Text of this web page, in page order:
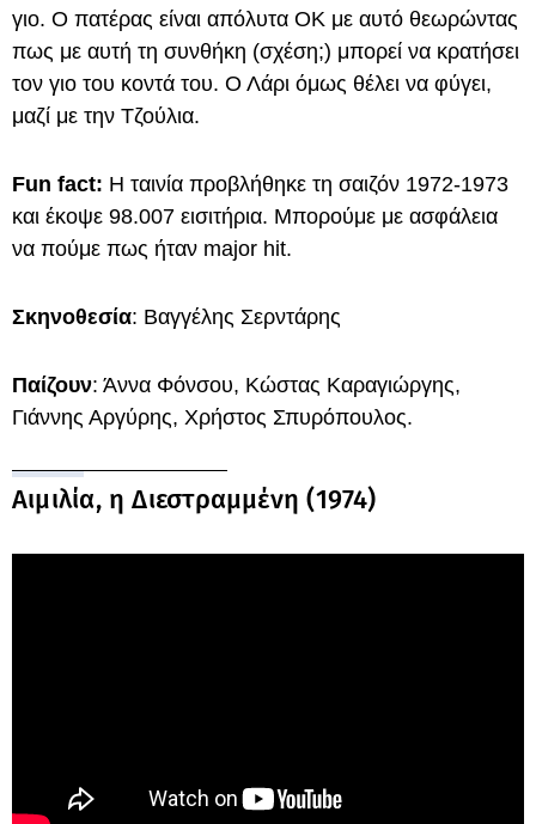
γιο. Ο πατέρας είναι απόλυτα ΟΚ με αυτό θεωρώντας
πως με αυτή τη συνθήκη (σχέση;) μπορεί να κρατήσει
τον γιο του κοντά του. Ο Λάρι όμως θέλει να φύγει,
μαζί με την Τζούλια.
Fun fact: Η ταινία προβλήθηκε τη σαιζόν 1972-1973
και έκοψε 98.007 εισιτήρια. Μπορούμε με ασφάλεια
να πούμε πως ήταν major hit.
Σκηνοθεσία: Βαγγέλης Σερντάρης
Παίζουν: Άννα Φόνσου, Κώστας Καραγιώργης,
Γιάννης Αργύρης, Χρήστος Σπυρόπουλος.
Αιμιλία, η Διεστραμμένη (1974)